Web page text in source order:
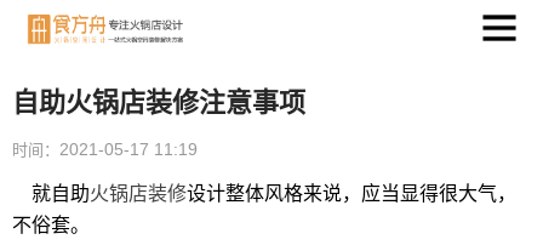
自助火锅店装修注意事项
时间： 2021-05-17 11:19
就自助火锅店装修设计整体风格来说，应当显得很大气，
不俗套。